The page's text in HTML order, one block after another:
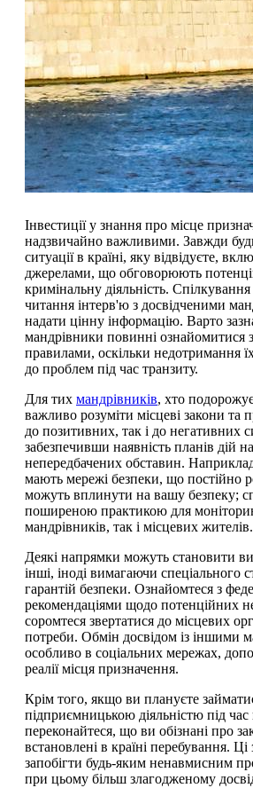
Інвестиції у знання про місце
надзвичайно важливими. Завжди
ситуації в країні, яку відвідуєте,
джерелами, що обговорюють
кримінальну діяльність.
читання інтерв'ю з досвідченими
надати цінну інформацію. Варто
мандрівники повинні ознайомитися
правилами, оскільки недотримання
до проблем під час транзиту.
Для тих мандрівників, хто
важливо розуміти місцеві закони та
до позитивних, так і до негативних
забезпечивши наявність планів дій
непередбачених обставин.
мають мережі безпеки, що постійно
можуть вплинути на вашу безпеку;
поширеною практикою для
мандрівників, так і місцевих жителів.
Деякі напрямки можуть становити
інші, іноді вимагаючи спеціального
гарантій безпеки. Ознайомтеся з
рекомендаціями щодо потенційних
соромтеся звертатися до місцевих
потреби. Обмін досвідом із іншими
особливо в соціальних мережах,
реалії місця призначення.
Крім того, якщо ви плануєте
підприємницькою діяльністю під час
переконайтеся, що ви обізнані про
встановлені в країні перебування.
запобігти будь-яким ненавмисним
при цьому більш злагодженому